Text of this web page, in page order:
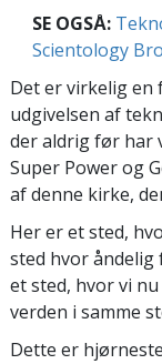
SE OGSÅ:
Scientology
Det er virkelig
udgivelsen af
der aldrig før
Super Power og
af denne kirke,
Her er et sted,
sted hvor
et sted, hvor vi
verden i samme
Dette er